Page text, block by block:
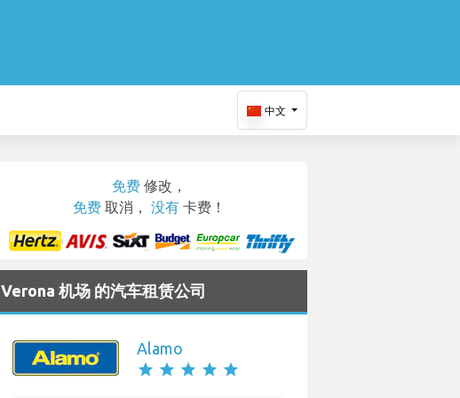
中文
免费 修改，
免费 取消， 没有 卡费！
Verona 机场 的汽车租赁公司
Alamo
star star star star star